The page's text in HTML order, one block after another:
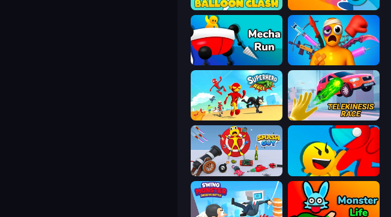
Balloon Clash Monster Box
Mecha Run Fun Ragdoll Challenge!
Superhero Race! Telekinesis Race 3D
Smash Guy: Ragdoll Punch Hero Riot Escape